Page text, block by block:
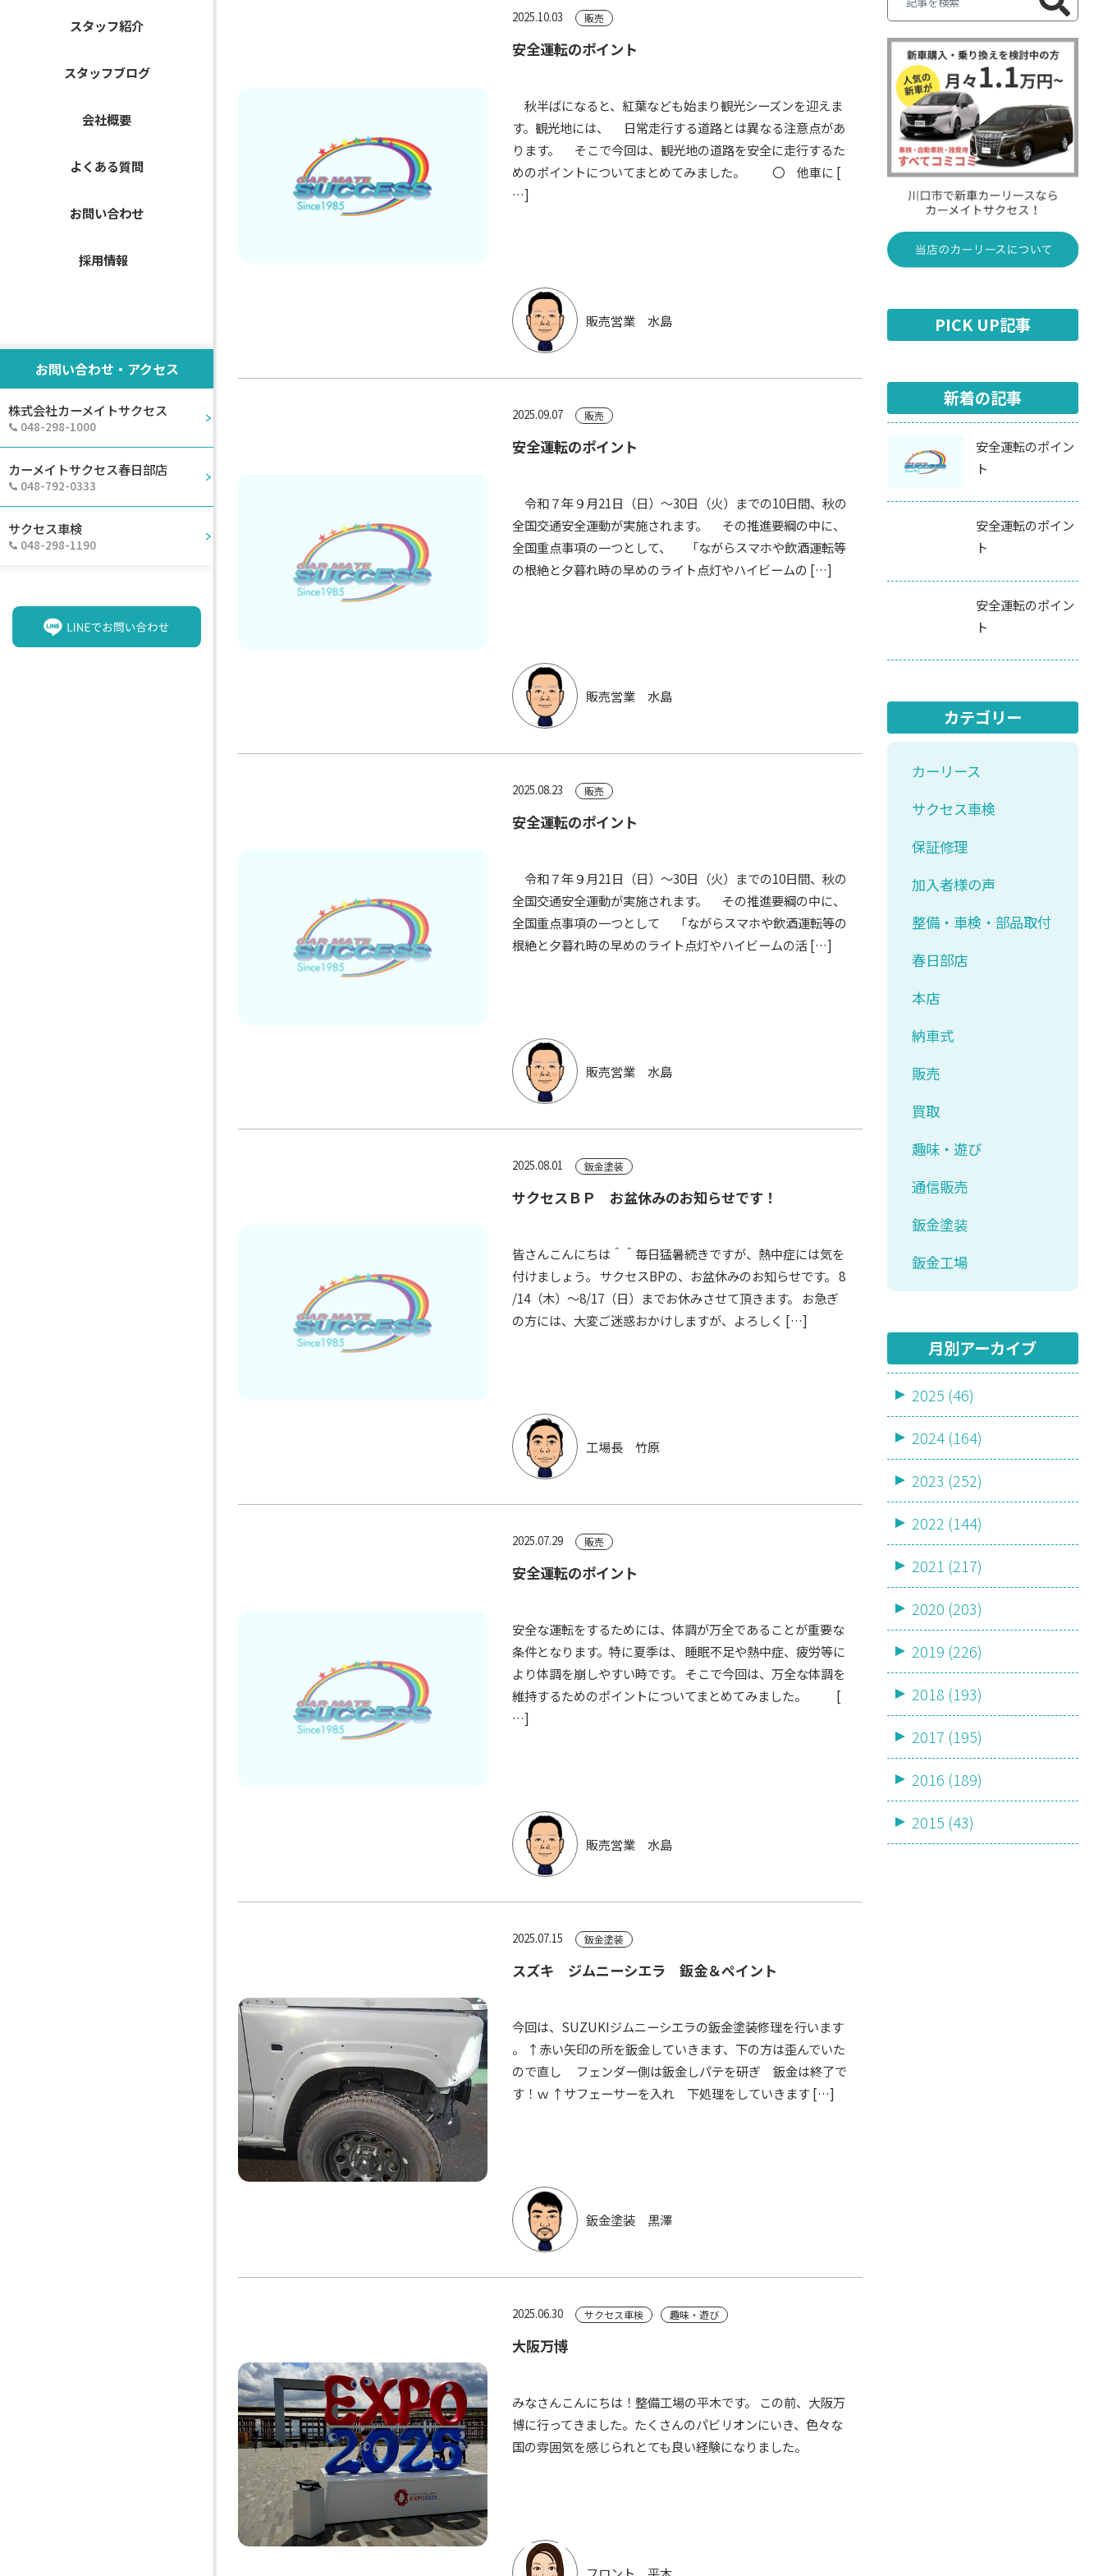
スタッフ紹介
スタッフブログ
会社概要
よくある質問
お問い合わせ
採用情報
お問い合わせ・アクセス
株式会社カーメイトサクセス
048-298-1000
カーメイトサクセス春日部店
048-792-0333
サクセス車検
048-298-1190
2025.10.03 販売
安全運転のポイント
秋半ばになると、紅葉なども始まり観光シーズンを迎えま
す。観光地には、 日常走行する道路とは異なる注意点があ
ります。 そこで今回は、観光地の道路を安全に走行するた
めのポイントについてまとめてみました。 〇 他車に [
…]
販売営業 水島
2025.09.07 販売
安全運転のポイント
令和７年９月21日（日）～30日（火）までの10日間、秋の
全国交通安全運動が実施されます。 その推進要綱の中に、
全国重点事項の一つとして、 「ながらスマホや飲酒運転等
の根絶と夕暮れ時の早めのライト点灯やハイビームの […]
販売営業 水島
2025.08.23 販売
安全運転のポイント
令和７年９月21日（日）～30日（火）までの10日間、秋の
全国交通安全運動が実施されます。 その推進要綱の中に、
全国重点事項の一つとして 「ながらスマホや飲酒運転等の
根絶と夕暮れ時の早めのライト点灯やハイビームの活 […]
販売営業 水島
2025.08.01 鈑金塗装
サクセスＢＰ お盆休みのお知らせです！
皆さんこんにちは＾＾毎日猛暑続きですが、熱中症には気を
付けましょう。 サクセスBPの、お盆休みのお知らせです。 8
/14（木）～8/17（日）までお休みさせて頂きます。 お急ぎ
の方には、大変ご迷惑おかけしますが、よろしく […]
工場長 竹原
2025.07.29 販売
安全運転のポイント
安全な運転をするためには、体調が万全であることが重要な
条件となります。特に夏季は、 睡眠不足や熱中症、疲労等に
より体調を崩しやすい時です。 そこで今回は、万全な体調を
維持するためのポイントについてまとめてみました。 [
…]
販売営業 水島
2025.07.15 鈑金塗装
スズキ ジムニーシエラ 鈑金＆ペイント
今回は、SUZUKIジムニーシエラの鈑金塗装修理を行います
。 ↑赤い矢印の所を鈑金していきます、下の方は歪んでいた
ので直し フェンダー側は鈑金しパテを研ぎ 鈑金は終了で
す！ｗ ↑サフェーサーを入れ 下処理をしていきます […]
鈑金塗装 黒澤
2025.06.30 サクセス車検 趣味・遊び
大阪万博
みなさんこんにちは！整備工場の平木です。 この前、大阪万
博に行ってきました。たくさんのパビリオンにいき、色々な
国の雰囲気を感じられとても良い経験になりました。
PICK UP記事
新着の記事
安全運転のポイン
ト
安全運転のポイン
ト
安全運転のポイン
ト
カテゴリー
カーリース
サクセス車検
保証修理
加入者様の声
整備・車検・部品取付
春日部店
本店
納車式
販売
買取
趣味・遊び
通信販売
鈑金塗装
鈑金工場
月別アーカイブ
2025 (46)
2024 (164)
2023 (252)
2022 (144)
2021 (217)
2020 (203)
2019 (226)
2018 (193)
2017 (195)
2016 (189)
2015 (43)